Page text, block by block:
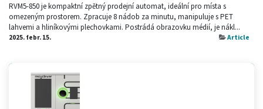
RVM5-850 je kompaktní zpětný prodejní automat, ideální pro místa s
omezeným prostorem. Zpracuje 8 nádob za minutu, manipuluje s PET
lahvemi a hliníkovými plechovkami. Postrádá obrazovku médií, je nákl...
2025. febr. 15. Article